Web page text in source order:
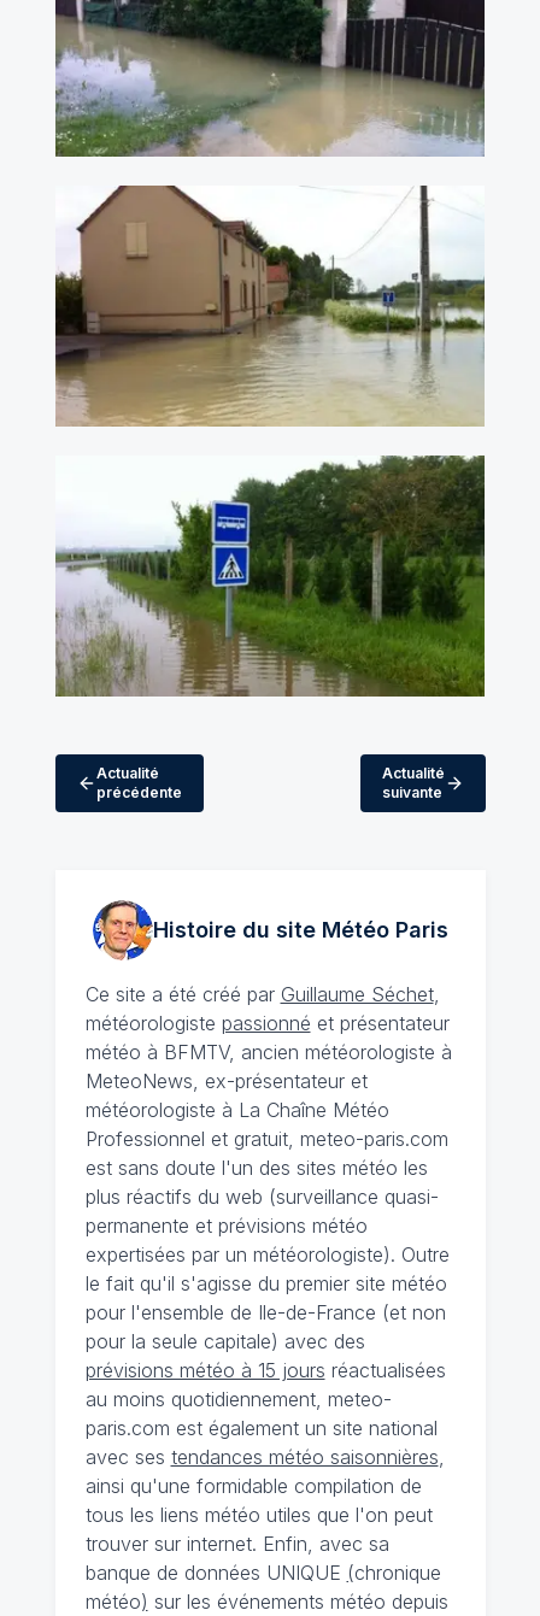
Actualité
précédente
Actualité
suivante
Histoire du site MétéoParis
Ce site a été créé par Guillaume Séchet,
météorologiste passionné et présentateur
météo à BFMTV, ancien météorologiste à
MeteoNews, ex-présentateur et
météorologiste à La Chaîne Météo
Professionnel et gratuit, meteo-paris.com
est sans doute l'un des sites météo les
plus réactifs du web (surveillance quasi-
permanente et prévisions météo
expertisées par un météorologiste). Outre
le fait qu'il s'agisse du premier site météo
pour l'ensemble de Ile-de-France (et non
pour la seule capitale) avec des
prévisions météo à 15 jours réactualisées
au moins quotidiennement, meteo-
paris.com est également un site national
avec ses tendances météo saisonnières,
ainsi qu'une formidable compilation de
tous les liens météo utiles que l'on peut
trouver sur internet. Enfin, avec sa
banque de données UNIQUE (chronique
météo) sur les événements météo depuis